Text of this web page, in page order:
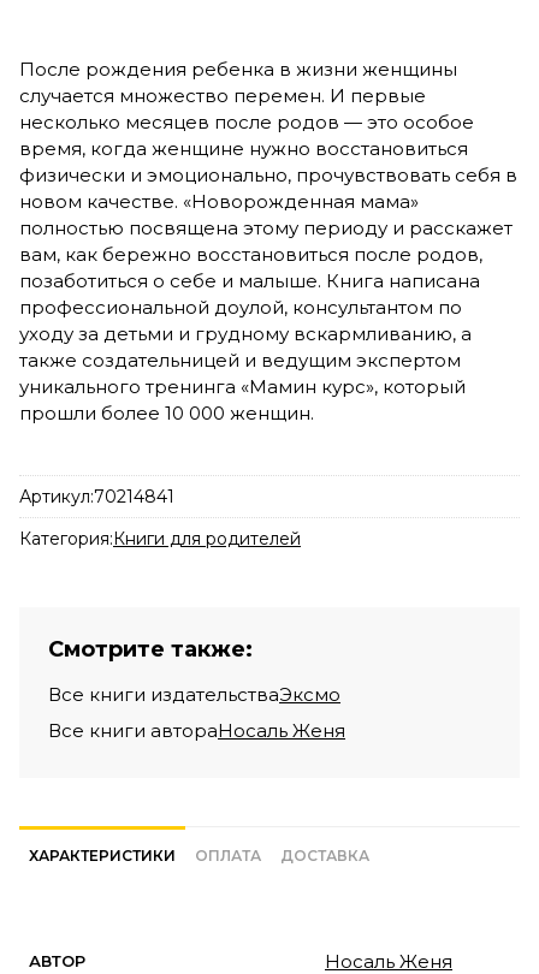
После рождения ребенка в жизни женщины
случается множество перемен. И первые
несколько месяцев после родов — это особое
время, когда женщине нужно восстановиться
физически и эмоционально, прочувствовать себя в
новом качестве. «Новорожденная мама»
полностью посвящена этому периоду и расскажет
вам, как бережно восстановиться после родов,
позаботиться о себе и малыше. Книга написана
профессиональной доулой, консультантом по
уходу за детьми и грудному вскармливанию, а
также создательницей и ведущим экспертом
уникального тренинга «Мамин курс», который
прошли более 10 000 женщин.
Артикул:70214841
Категория:Книги для родителей
Смотрите также:
Все книги издательстваЭксмо
Все книги автораНосаль Женя
ХАРАКТЕРИСТИКИ ОПЛАТА ДОСТАВКА
АВТОР Носаль Женя